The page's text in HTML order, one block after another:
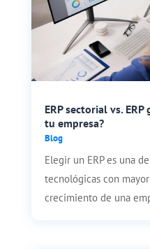
ERP sectorial vs.
tu empresa?
Blog
Elegir un ERP es una
tecnológicas con
crecimiento de una